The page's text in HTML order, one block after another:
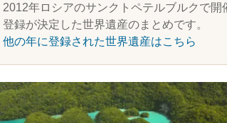
2012年ロシアのサンクトペテルブルクで
登録が決定した世界遺産のまとめです。
他の年に登録された世界遺産はこちら